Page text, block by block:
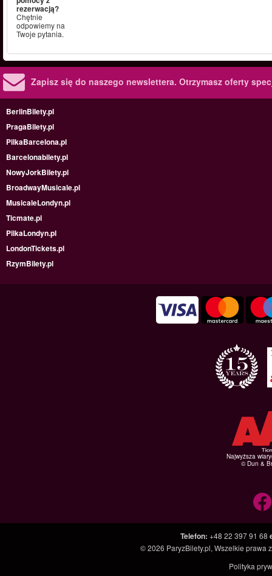
rezerwacją?
Chętnie
odpowiemy na
Twoje pytania.
Zapisz się do naszego newslettera. Otrzymasz oferty
BerlinBilety.pl
PragaBilety.pl
PilkaBarcelona.pl
Barcelonabilety.pl
NowyJorkBilety.pl
BroadwayMusicale.pl
MusicaleLondyn.pl
Ticmate.pl
PilkaLondyn.pl
LondonTickets.pl
RzymBilety.pl
Najwyższa
© Dun &
Telefon: +48 22 397 91 68
© 2026 ParyzBilety.pl, Wszelkie prawa
Polityka